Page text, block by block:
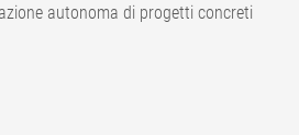
autonoma di progetti concreti